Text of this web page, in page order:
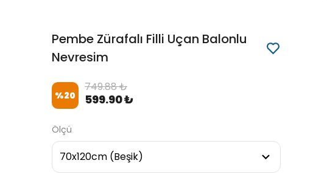
Pembe Zürafalı Filli Uçan Balonlu
Nevresim
%20
749.88 ₺
599.90 ₺
Ölçü